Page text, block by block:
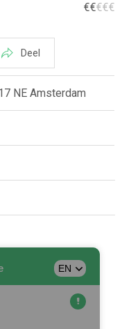
€€€€€
Deel
NE Amsterdam